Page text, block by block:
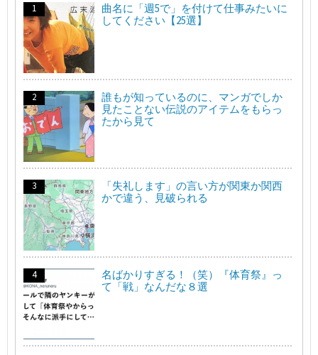
曲名に「週5で」を付けて仕事みたいに
してください【25選】
誰もが知っているのに、マンガでしか
見たことない伝説のアイテムをもらっ
たから見て
「失礼します」の言い方が関東か関西
かで違う、見破られる
名ばかりすぎる！（笑）『体育祭』っ
て「戦」なんだな８選